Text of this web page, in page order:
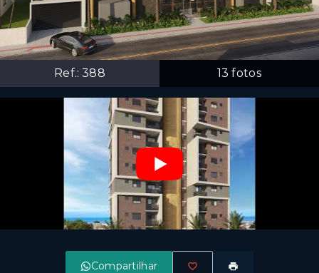
Ref.:388 13 fotos
Compartilhar